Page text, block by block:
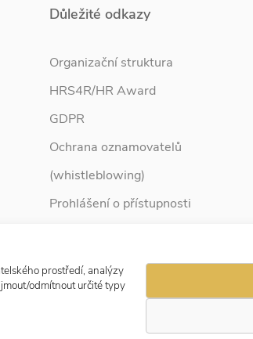
prostředí, analýzy
odmítnout určité typy
Důležité odkazy
Organizační struktura
HRS4R/HR Award
GDPR
Ochrana oznamovatelů
(whistleblowing)
Prohlášení o přístupnosti
Zpravodaj Rodina